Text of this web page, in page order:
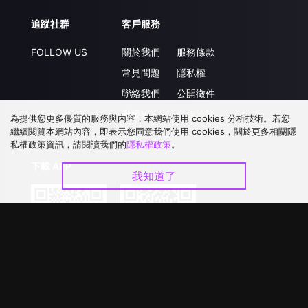
追蹤社群
FOLLOW US
客戶服務
關於我們
常見問題
聯絡我們
升級VIP
服務條款
隱私權
公開徵件
合作洽談
下載 APP
為提供您更多優質的服務與內容，本網站使用 cookies 分析技術。若您
繼續閱覽本網站內容，即表示您同意我們使用 cookies，關於更多相關隱
私權政策資訊，請閱讀我們的隱私權政策。
我知道了